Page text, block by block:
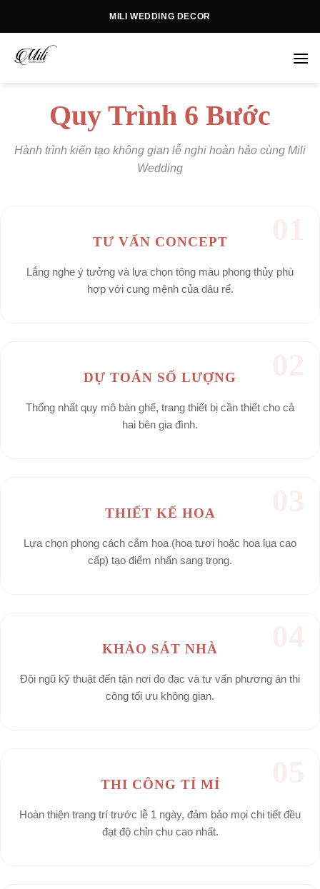
MILI WEDDING DECOR
Quy Trình 6 Bước
Hành trình kiến tạo không gian lễ nghi hoàn hảo cùng Mili
Wedding
TƯ VẤN CONCEPT
Lắng nghe ý tưởng và lựa chọn tông màu phong thủy phù
hợp với cung mệnh của dâu rể.
DỰ TOÁN SỐ LƯỢNG
Thống nhất quy mô bàn ghế, trang thiết bị cần thiết cho cả
hai bên gia đình.
THIẾT KẾ HOA
Lựa chọn phong cách cắm hoa (hoa tươi hoặc hoa lụa cao
cấp) tạo điểm nhấn sang trọng.
KHẢO SÁT NHÀ
Đội ngũ kỹ thuật đến tận nơi đo đạc và tư vấn phương án thi
công tối ưu không gian.
THI CÔNG TỈ MỈ
Hoàn thiện trang trí trước lễ 1 ngày, đảm bảo mọi chi tiết đều
đạt độ chỉn chu cao nhất.